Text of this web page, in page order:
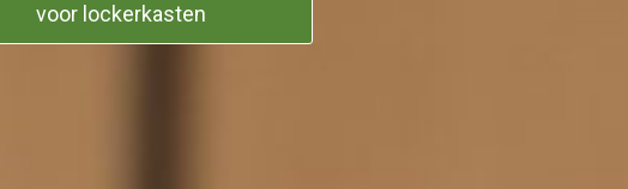
voor lockerkasten